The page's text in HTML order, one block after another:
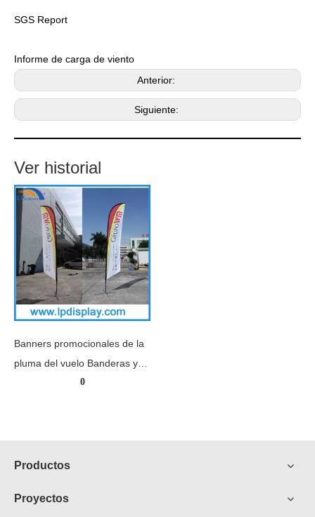
SGS Report
Informe de carga de viento
Anterior:
Siguiente:
Ver historial
Banners promocionales de la
pluma del vuelo Banderas y
bandera publicitarias
0
Productos
Proyectos